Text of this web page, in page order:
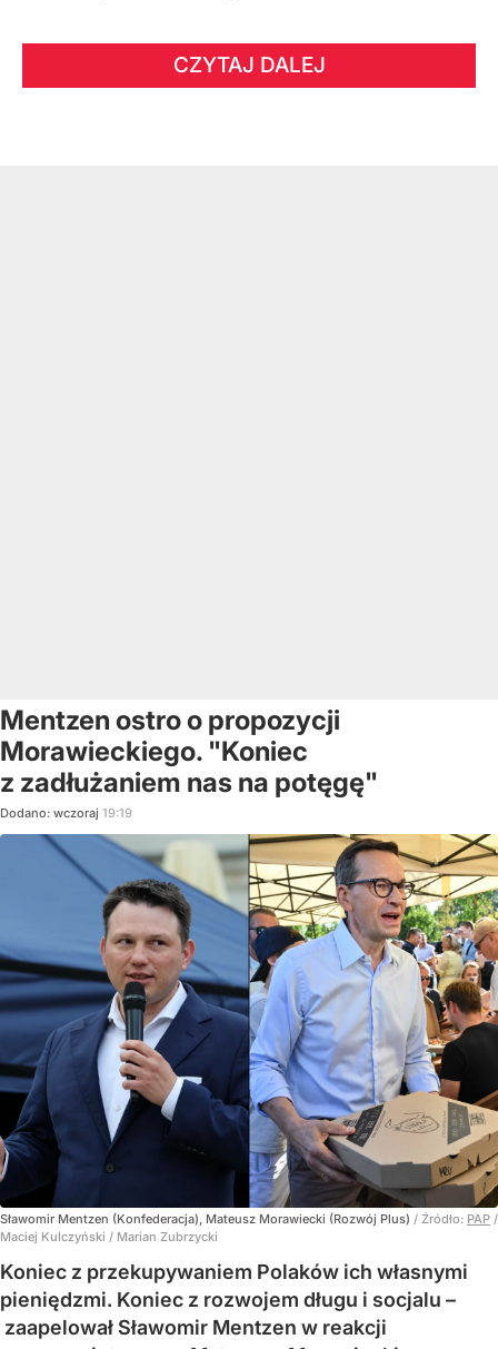
CZYTAJ DALEJ
Mentzen ostro o propozycji
Morawieckiego. "Koniec
z zadłużaniem nas na potęgę"
Dodano: wczoraj 19:19
Sławomir Mentzen (Konfederacja), Mateusz Morawiecki (Rozwój Plus) / Źródło: PAP /
Maciej Kulczyński / Marian Zubrzycki
Koniec z przekupywaniem Polaków ich własnymi
pieniędzmi. Koniec z rozwojem długu i socjalu –
zaapelował Sławomir Mentzen w reakcji